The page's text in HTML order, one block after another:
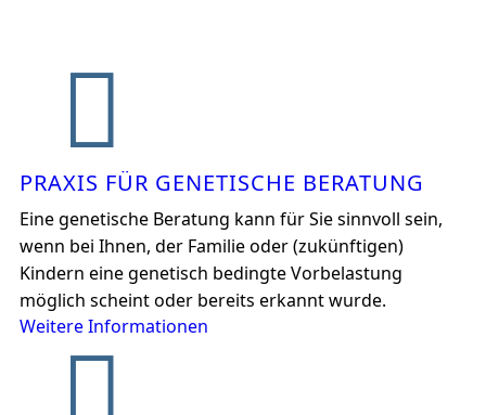
PRAXIS FÜR GENETISCHE BERATUNG
Eine genetische Beratung kann für Sie sinnvoll sein,
wenn bei Ihnen, der Familie oder (zukünftigen)
Kindern eine genetisch bedingte Vorbelastung
möglich scheint oder bereits erkannt wurde.
Weitere Informationen